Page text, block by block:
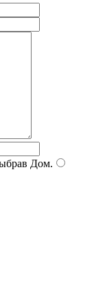
Дом.